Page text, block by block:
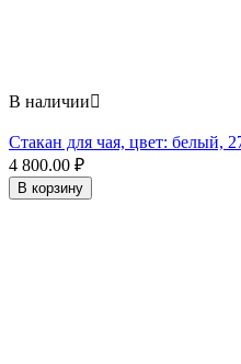
В наличии
Стакан для чая, цвет: белый,
4 800.00 ₽
В корзину